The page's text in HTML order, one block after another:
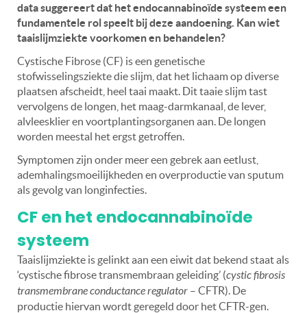
data suggereert dat het endocannabinoïde systeem een
fundamentele rol speelt bij deze aandoening. Kan wiet
taaislijmziekte voorkomen en behandelen?
Cystische Fibrose (CF) is een genetische
stofwisselingsziekte die slijm, dat het lichaam op diverse
plaatsen afscheidt, heel taai maakt. Dit taaie slijm tast
vervolgens de longen, het maag-darmkanaal, de lever,
alvleesklier en voortplantingsorganen aan. De longen
worden meestal het ergst getroffen.
Symptomen zijn onder meer een gebrek aan eetlust,
ademhalingsmoeilijkheden en overproductie van sputum
als gevolg van longinfecties.
CF en het endocannabinoïde
systeem
Taaislijmziekte is gelinkt aan een eiwit dat bekend staat als
‘cystische fibrose transmembraan geleiding’ (cystic fibrosis
transmembrane conductance regulator – CFTR). De
productie hiervan wordt geregeld door het CFTR-gen.